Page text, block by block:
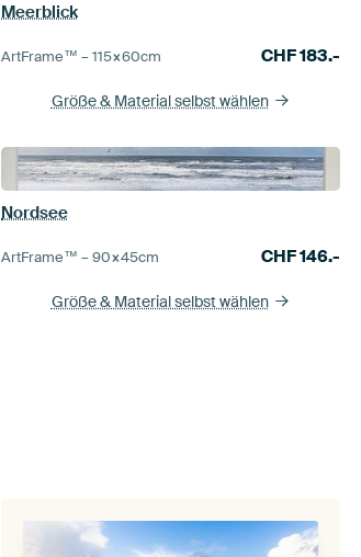
Meerblick
ArtFrame™ –115×60cm CHF183.-
Größe & Material selbst wählen
Nordsee
ArtFrame™ –90×45cm CHF146.-
Größe & Material selbst wählen